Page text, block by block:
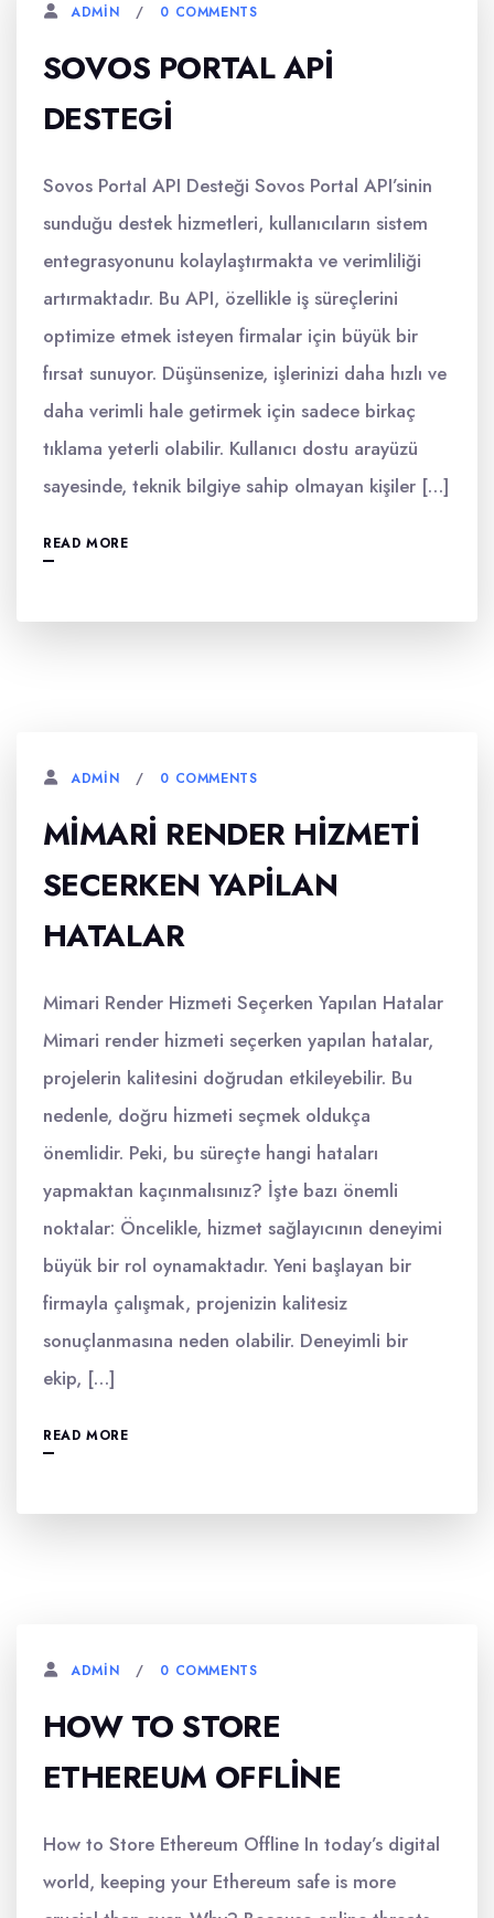
ADMIN 0 COMMENTS
SOVOS PORTAL API
DESTEGI
Sovos Portal API Desteği Sovos Portal API’sinin
sunduğu destek hizmetleri, kullanıcıların sistem
entegrasyonunu kolaylaştırmakta ve verimliliği
artırmaktadır. Bu API, özellikle iş süreçlerini
optimize etmek isteyen firmalar için büyük bir
fırsat sunuyor. Düşünsenize, işlerinizi daha hızlı ve
daha verimli hale getirmek için sadece birkaç
tıklama yeterli olabilir. Kullanıcı dostu arayüzü
sayesinde, teknik bilgiye sahip olmayan kişiler […]
READ MORE
ADMIN 0 COMMENTS
MIMARI RENDER HIZMETI
SECERKEN YAPILAN
HATALAR
Mimari Render Hizmeti Seçerken Yapılan Hatalar
Mimari render hizmeti seçerken yapılan hatalar,
projelerin kalitesini doğrudan etkileyebilir. Bu
nedenle, doğru hizmeti seçmek oldukça
önemlidir. Peki, bu süreçte hangi hataları
yapmaktan kaçınmalısınız? İşte bazı önemli
noktalar: Öncelikle, hizmet sağlayıcının deneyimi
büyük bir rol oynamaktadır. Yeni başlayan bir
firmayla çalışmak, projenizin kalitesiz
sonuçlanmasına neden olabilir. Deneyimli bir
ekip, […]
READ MORE
ADMIN 0 COMMENTS
HOW TO STORE
ETHEREUM OFFLINE
How to Store Ethereum Offline In today’s digital
world, keeping your Ethereum safe is more